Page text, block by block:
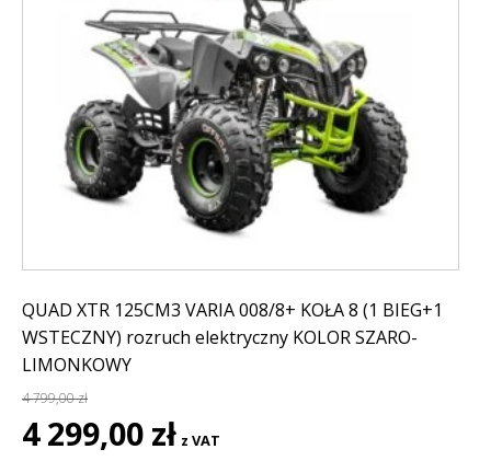
QUAD XTR 125CM3 VARIA 008/8+ KOŁA 8 (1 BIEG+1
WSTECZNY) rozruch elektryczny KOLOR SZARO-
LIMONKOWY
4 799,00zł
Pierwotna
cena
4 299,00 zł cena
z VAT